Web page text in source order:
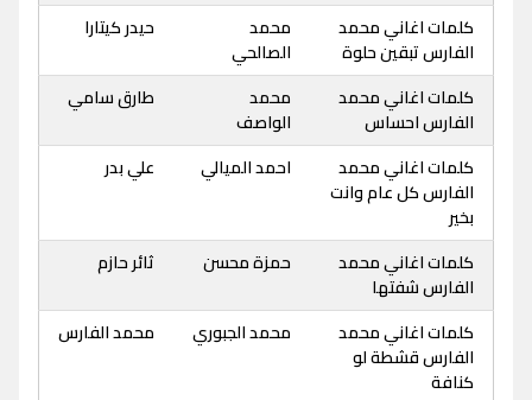
كلمات اغاني محمد
الفارس تبقين حلوة
محمد
الصالحي
حيدر كيتارا
كلمات اغاني محمد
الفارس احساس
محمد
الواصف
طارق سامي
كلمات اغاني محمد
الفارس كل عام وانت
بخير
احمد الميالي علي بدر
كلمات اغاني محمد
الفارس شفتها
حمزة محسن ثائر حازم
كلمات اغاني محمد
الفارس قشطة لو
كنافة
محمد الجبوري محمد الفارس